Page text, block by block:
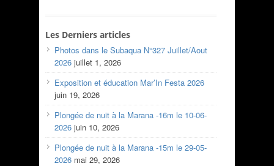
Les Derniers articles
Photos dans le Subaqua N°327 Juillet/Aout
2026 juillet 1, 2026
Exposition et éducation Mar’In Festa 2026
juin 19, 2026
Plongée de nuit à la Marana -16m le 10-06-
2026 juin 10, 2026
Plongée de nuit à la Marana -15m le 29-05-
2026 mai 29, 2026